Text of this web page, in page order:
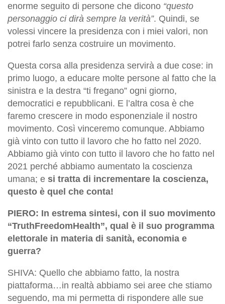
enorme seguito di persone che dicono “questo
personaggio ci dirà sempre la verità”. Quindi, se
volessi vincere la presidenza con i miei valori, non
potrei farlo senza costruire un movimento.
Questa corsa alla presidenza servirà a due cose: in
primo luogo, a educare molte persone al fatto che la
sinistra e la destra “ti fregano” ogni giorno,
democratici e repubblicani. E l’altra cosa è che
faremo crescere in modo esponenziale il nostro
movimento. Così vinceremo comunque. Abbiamo
già vinto con tutto il lavoro che ho fatto nel 2020.
Abbiamo già vinto con tutto il lavoro che ho fatto nel
2021 perché abbiamo aumentato la coscienza
umana; e si tratta di incrementare la coscienza,
questo è quel che conta!
PIERO: In estrema sintesi, con il suo movimento
“TruthFreedomHealth”, qual è il suo programma
elettorale in materia di sanità, economia e
guerra?
SHIVA: Quello che abbiamo fatto, la nostra
piattaforma…in realtà abbiamo sei aree che stiamo
seguendo, ma mi permetta di rispondere alle sue